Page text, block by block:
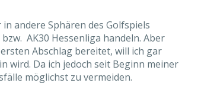
andere Sphären des Golfspiels
AK30 Hessenliga handeln. Aber
Abschlag bereitet, will ich gar
wird. Da ich jedoch seit Beginn meiner
möglichst zu vermeiden.